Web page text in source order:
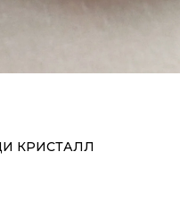
КРИСТАЛЛ